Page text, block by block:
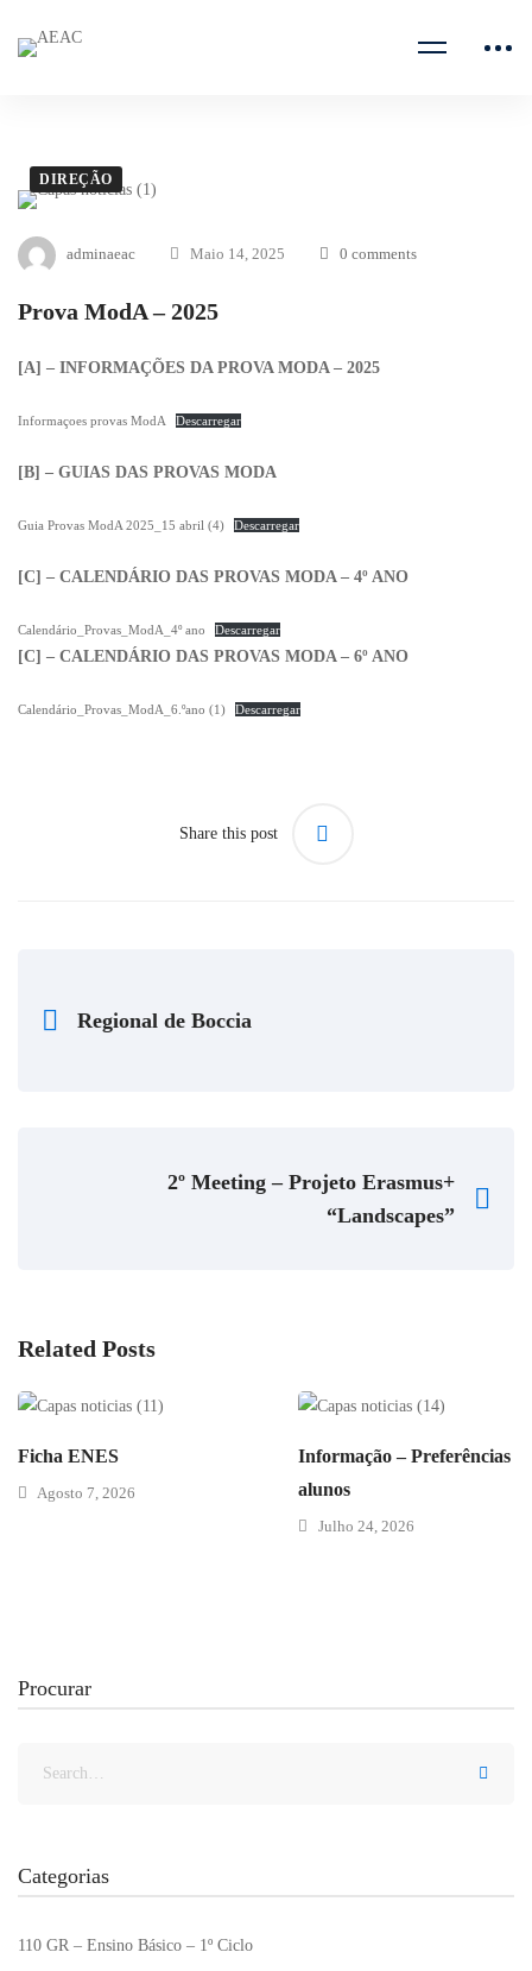
DIREÇÃO
adminaeac Maio 14, 2025 0 comments
Prova ModA – 2025
[A] – INFORMAÇÕES DA PROVA MODA – 2025
Informaçoes provas ModA Descarregar
[B] – GUIAS DAS PROVAS MODA
Guia Provas ModA 2025_15 abril (4) Descarregar
[C] – CALENDÁRIO DAS PROVAS MODA – 4º ANO
Calendário_Provas_ModA_4º ano Descarregar
[C] – CALENDÁRIO DAS PROVAS MODA – 6º ANO
Calendário_Provas_ModA_6.ºano (1) Descarregar
Share this post
Regional de Boccia
2º Meeting – Projeto Erasmus+
“Landscapes”
Related Posts
Ficha ENES
Agosto 7, 2026
Informação – Preferências
alunos
Julho 24, 2026
Procurar
Categorias
110 GR – Ensino Básico – 1º Ciclo